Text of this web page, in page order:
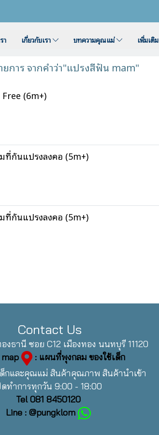
า เกี่ยวกับเรา บทความคุณแม่ เพิ่มเติม
การ จากคำว่า"แปรงสีฟัน mam"
(6m+)
ที่กันแปรงลงคอ (5m+)
ที่กันแปรงลงคอ (5m+)
Contact Us
งธานี ซอย C12 เมืองทอง นนทบุรี 11120
map
: แผนที่พุงกลม ของใช้เด็ก
ด็กและคุณแม่ สินค้าคุณภาพ สินค้านำเข้า
ดทำการทุกวัน 9:00 - 18:00
Tel 081 8450120
Line : @pungklom